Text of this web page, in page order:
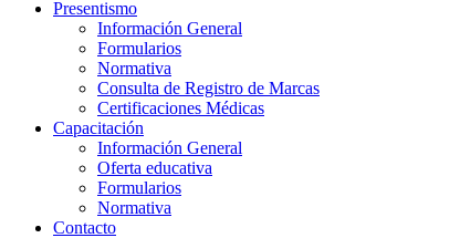
Presentismo
Información General
Formularios
Normativa
Consulta de Registro de Marcas
Certificaciones Médicas
Capacitación
Información General
Oferta educativa
Formularios
Normativa
Contacto